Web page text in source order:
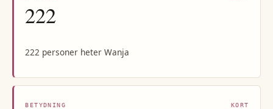
222
222 personer heter Wanja
BETYDNING KORT